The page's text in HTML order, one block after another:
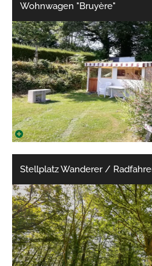
Wohnwagen "Bruyère"
Stellplatz Wanderer /